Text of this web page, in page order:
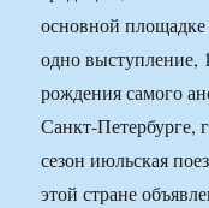
основной
одно выступление,
рождения самого
Санкт-
сезон июльская
этой стране